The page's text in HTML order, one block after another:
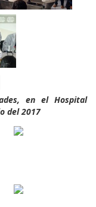
en el Hospital
del 2017